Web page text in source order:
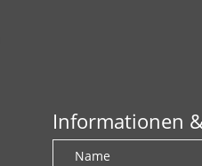
Informationen
Name